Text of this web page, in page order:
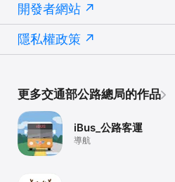
開發者網站
隱私權政策
更多交通部公路總局的作品
iBus_公路客運
導航